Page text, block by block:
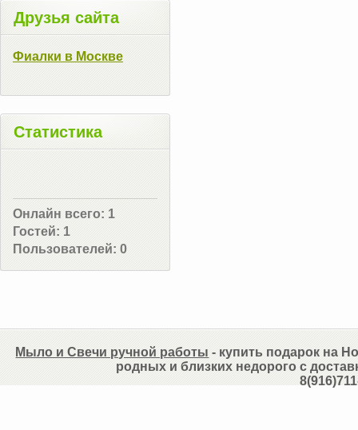
Друзья сайта
Фиалки в Москве
Статистика
Онлайн всего: 1
Гостей: 1
Пользователей: 0
Мыло и Свечи ручной работы - купить подарок на
родных и близких недорого с